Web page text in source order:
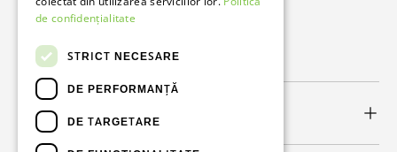
FacebookLinkedIn
Link-uri utile
de confidențialitate
STRICT NECESARE
DE PERFORMANȚĂ
DE TARGETARE